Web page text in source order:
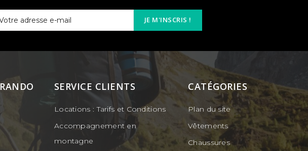
JE M'INSCRIS !
SERVICE CLIENTS
Locations : Tarifs et Conditions
Accompagnement en
montagne
CATÉGORIES
Plan du site
Vêtements
Chaussures